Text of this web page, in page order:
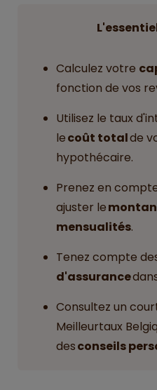
Calculez votre
fonction de vos
Utilisez le taux
lecoût totalde
hypothécaire.
Prenez en
ajuster le
mensualités.
Tenez compte
d'assurance
Consultez un
Meilleurtaux
desconseils